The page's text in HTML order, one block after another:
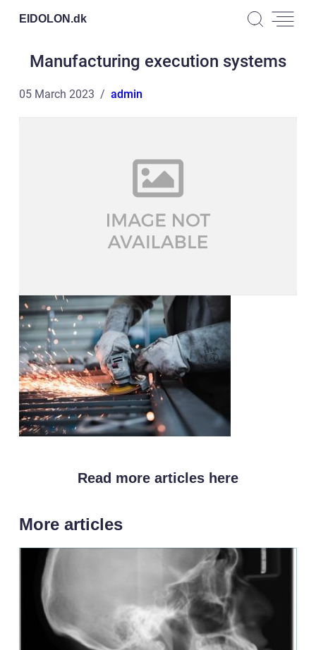
EIDOLON.dk
Manufacturing execution systems
05 March 2023 admin
Read more articles here
More articles